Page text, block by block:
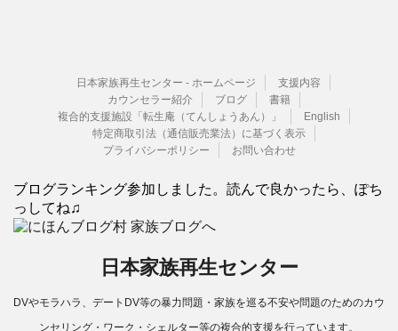
日本家族再生センター - ホームページ
支援内容
カウンセラー紹介
ブログ
書籍
複合的支援施設「転生庵（てんしょうあん）」
English
特定商取引法（通信販売業法）に基づく表示
プライバシーポリシー
お問い合わせ
ブログランキング参加しました。読んで良かったら、ぽち
っしてね♫
日本家族再生センター
DVやモラハラ、デートDV等の暴力問題・家族を巡る不安や問題のためのカウ
ンセリング・ワーク・シェルター等の複合的支援を行っています。